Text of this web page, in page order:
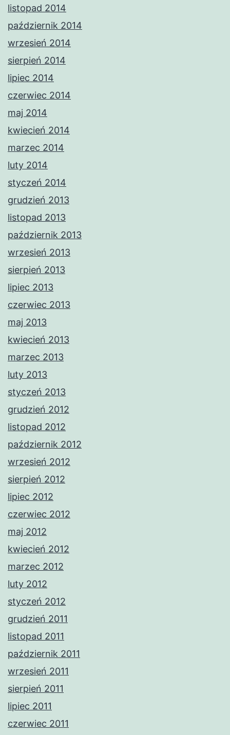
listopad 2014
październik 2014
wrzesień 2014
sierpień 2014
lipiec 2014
czerwiec 2014
maj 2014
kwiecień 2014
marzec 2014
luty 2014
styczeń 2014
grudzień 2013
listopad 2013
październik 2013
wrzesień 2013
sierpień 2013
lipiec 2013
czerwiec 2013
maj 2013
kwiecień 2013
marzec 2013
luty 2013
styczeń 2013
grudzień 2012
listopad 2012
październik 2012
wrzesień 2012
sierpień 2012
lipiec 2012
czerwiec 2012
maj 2012
kwiecień 2012
marzec 2012
luty 2012
styczeń 2012
grudzień 2011
listopad 2011
październik 2011
wrzesień 2011
sierpień 2011
lipiec 2011
czerwiec 2011